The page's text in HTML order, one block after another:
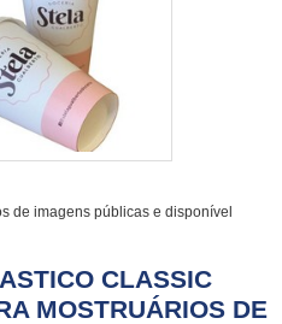
de imagens públicas e disponível
CLASSIC
MOSTRUÁRIOS DE